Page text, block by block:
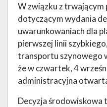
W związku z trwającym
dotyczącym wydania
uwarunkowaniach dla
pierwszej linii
transportu szynowego
że w czwartek, 4
administracyjna
Decyzja środowiskowa